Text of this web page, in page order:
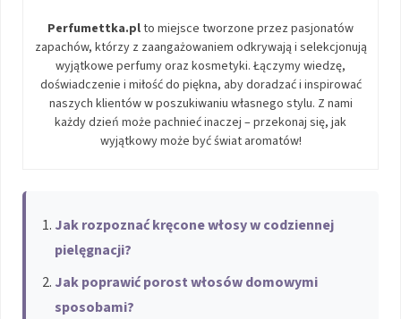
Perfumettka.plto miejsce tworzone przez pasjonatów
zapachów, którzy z zaangażowaniem odkrywają i selekcjonują
wyjątkowe perfumy oraz kosmetyki. Łączymy wiedzę,
doświadczenie i miłość do piękna, aby doradzać i inspirować
naszych klientów w poszukiwaniu własnego stylu. Z nami
każdy dzień może pachnieć inaczej – przekonaj się, jak
wyjątkowy może być świat aromatów!
Jak rozpoznać kręcone włosy w codziennej
pielęgnacji?
Jak poprawić porost włosów domowymi
sposobami?